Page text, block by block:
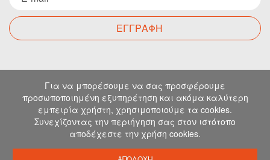
ΕΓΓΡΑΦΗ
Επικοινωνία
Για οποιαδήποτε ερώτηση σας μπορείτε να
επικοινωνήσετε μαζί μας στα παρακάτω στοιχεία.
Μιχελιδάκη 19, Ηράκλειο, 71202, Κρήτη
Για να μπορέσουμε να σας προσφέρουμε
προσωποποιημένη εξυπηρέτηση και ακόμα καλύτερη
εμπειρία χρήστη, χρησιμοποιούμε τα cookies.
Συνεχίζοντας την περιήγηση σας στον ιστότοπο
αποδέχεστε την χρήση cookies.